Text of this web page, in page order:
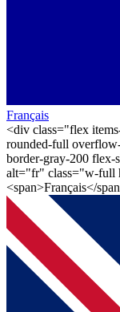
Français
<div class="flex
rounded-full
border-gray-200
alt="fr" class="w-full
<span>Français</